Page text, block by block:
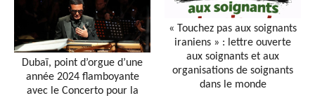
Dubaï, point d’orgue d’une
année 2024 flamboyante
avec le Concerto pour la
« Touchez pas aux soignants
iraniens » : lettre ouverte
aux soignants et aux
organisations de soignants
dans le monde